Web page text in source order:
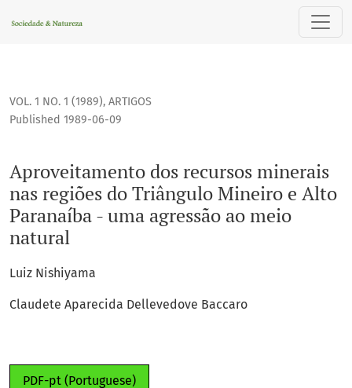
Aproveitamento dos recursos minerais nas regiões do
VOL. 1 NO. 1 (1989), ARTIGOS
Aproveitamento dos recursos minerais
nas regiões do Triângulo Mineiro e Alto
Paranaíba - uma agressão ao meio
natural
Published 1989-06-09
Luiz Nishiyama
Claudete Aparecida Dellevedove Baccaro
PDF-pt (Portuguese)